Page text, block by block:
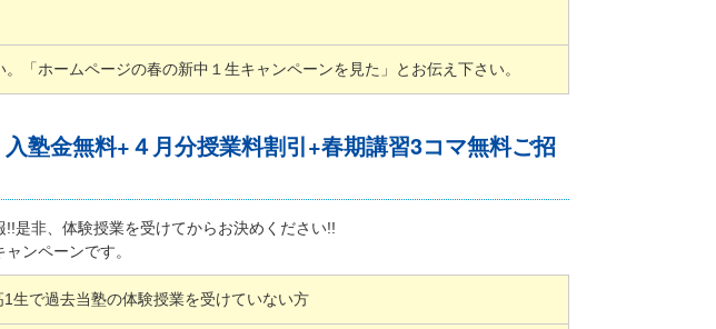
。「ホームページの春の新中１生キャンペーンを見た」とお伝え下さい。
塾金無料+４月分授業料割引+春期講習3コマ無料ご招
是非、体験授業を受けてからお決めください!!
ンペーンです。
生で過去当塾の体験授業を受けていない方